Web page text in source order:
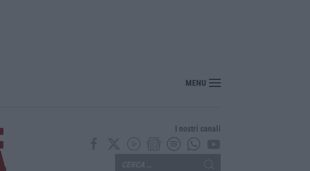
Il Ssn recupera personale: +1,6% secondo l’ultima rilevazione ministeriale
MENU
I nostri canali